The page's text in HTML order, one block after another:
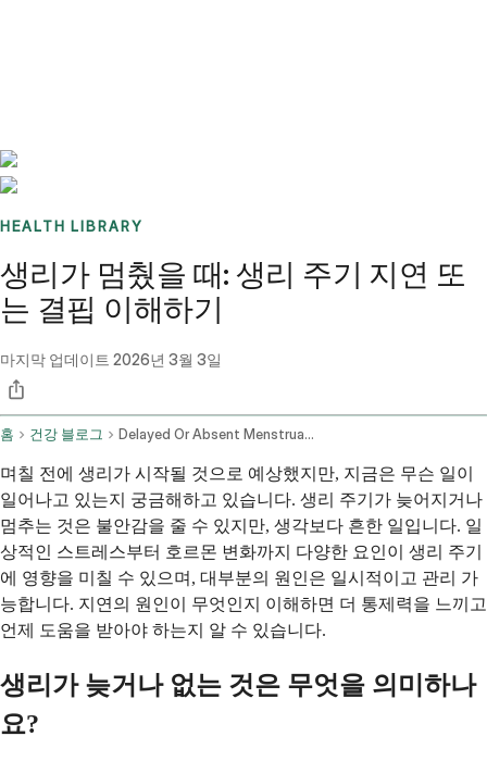
HEALTH LIBRARY
생리가 멈췄을 때: 생리 주기 지연 또
는 결핍 이해하기
마지막 업데이트 2026년 3월 3일
홈 건강 블로그 Delayed Or Absent Menstrual Cycle Causes And Advice
며칠 전에 생리가 시작될 것으로 예상했지만, 지금은 무슨 일이
일어나고 있는지 궁금해하고 있습니다. 생리 주기가 늦어지거나
멈추는 것은 불안감을 줄 수 있지만, 생각보다 흔한 일입니다. 일
상적인 스트레스부터 호르몬 변화까지 다양한 요인이 생리 주기
에 영향을 미칠 수 있으며, 대부분의 원인은 일시적이고 관리 가
능합니다. 지연의 원인이 무엇인지 이해하면 더 통제력을 느끼고
언제 도움을 받아야 하는지 알 수 있습니다.
생리가 늦거나 없는 것은 무엇을 의미하나
요?